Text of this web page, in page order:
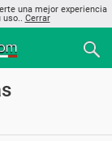
una mejor experiencia
uso.. Cerrar